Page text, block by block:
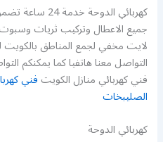
كهربائي
جميع الاعطال وتركيب ثريات
لايت مخفي لجمع المناطق
فني كهربائي منازل الكويتفني
الصليبخات
كهربائي الدوحة